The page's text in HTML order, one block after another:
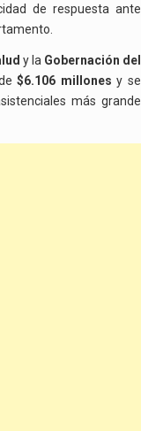
de respuesta ante
y la Gobernación del
$6.106 millones y se
más grande